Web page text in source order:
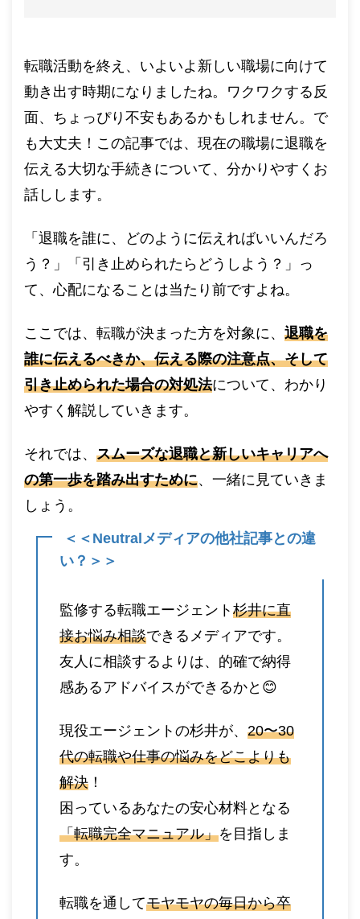
転職活動を終え、いよいよ新しい職場に向けて
動き出す時期になりましたね。ワクワクする反
面、ちょっぴり不安もあるかもしれません。で
も大丈夫！この記事では、現在の職場に退職を
伝える大切な手続きについて、分かりやすくお
話しします。
「退職を誰に、どのように伝えればいいんだろ
う？」「引き止められたらどうしよう？」っ
て、心配になることは当たり前ですよね。
ここでは、転職が決まった方を対象に、 退職を
誰に伝えるべきか、伝える際の注意点、そして
引き止められた場合の対処法について、わかり
やすく解説していきます。
それでは、 スムーズな退職と新しいキャリアへ
の第一歩を踏み出すために、一緒に見ていきま
しょう。
＜＜Neutralメディアの他社記事との違
い？＞＞
監修する転職エージェント 杉井に直
接お悩み相談できるメディアです。
友人に相談するよりは、的確で納得
感あるアドバイスができるかと😊
現役エージェントの杉井が、 20〜30
代の転職や仕事の悩みをどこよりも
解決 ！
困っているあなたの安心材料となる
「転職完全マニュアル」を目指しま
す。
転職を通してモヤモヤの毎日から卒